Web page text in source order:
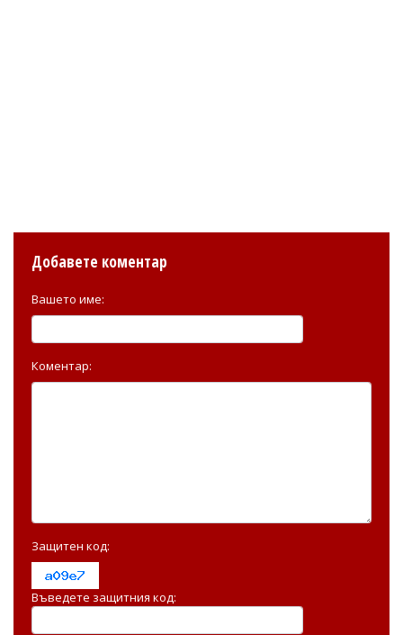
Добавете коментар
Вашето име:
Коментар:
Защитен код:
Въведете защитния код: